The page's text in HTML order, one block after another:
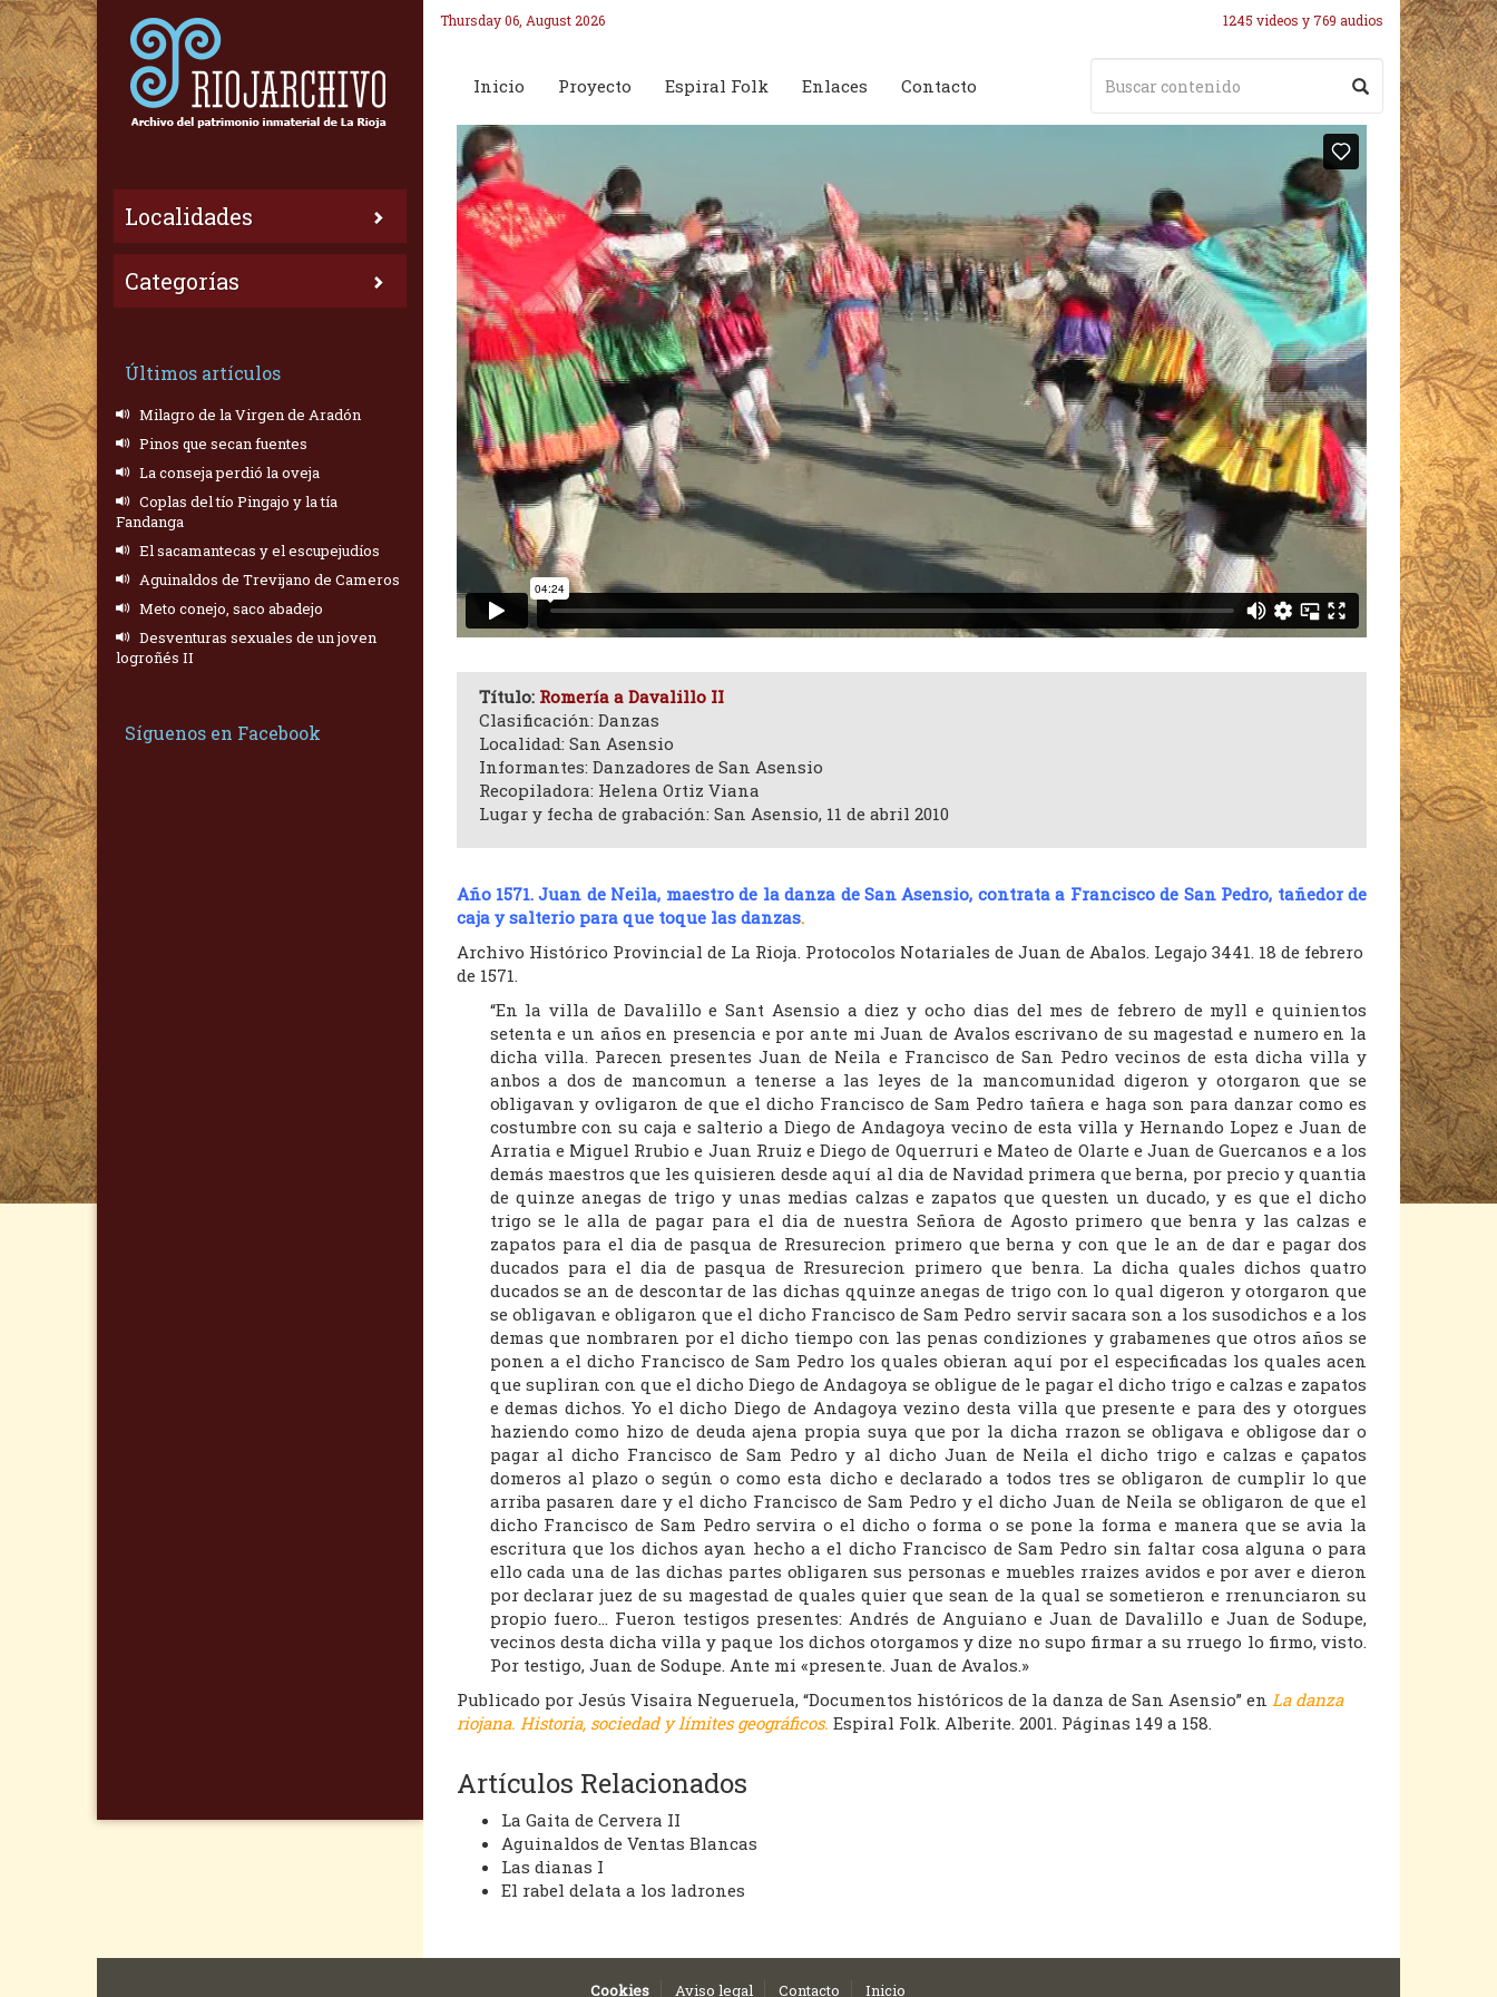
Localidades
Categorías
Últimos artículos
Milagro de la Virgen de Aradón
Pinos que secan fuentes
La conseja perdió la oveja
Coplas del tío Pingajo y la tía
Fandanga
El sacamantecas y el escupejudíos
Aguinaldos de Trevijano de Cameros
Meto conejo, saco abadejo
Desventuras sexuales de un joven
logroñés II
Síguenos en Facebook
Thursday 06, August 2026 1245 videos y 769 audios
Inicio Proyecto Espiral Folk Enlaces Contacto
Título: Romería a Davalillo II
Clasificación: Danzas
Localidad: San Asensio
Informantes: Danzadores de San Asensio
Recopiladora: Helena Ortiz Viana
Lugar y fecha de grabación: San Asensio, 11 de abril 2010
Año 1571. Juan de Neila, maestro de la danza de San Asensio, contrata a Francisco de San Pedro, tañedor de
caja y salterio para que toque las danzas.
Archivo Histórico Provincial de La Rioja. Protocolos Notariales de Juan de Abalos. Legajo 3441. 18 de febrero
de 1571.
“En la villa de Davalillo e Sant Asensio a diez y ocho dias del mes de febrero de myll e quinientos
setenta e un años en presencia e por ante mi Juan de Avalos escrivano de su magestad e numero en la
dicha villa. Parecen presentes Juan de Neila e Francisco de San Pedro vecinos de esta dicha villa y
anbos a dos de mancomun a tenerse a las leyes de la mancomunidad digeron y otorgaron que se
obligavan y ovligaron de que el dicho Francisco de Sam Pedro tañera e haga son para danzar como es
costumbre con su caja e salterio a Diego de Andagoya vecino de esta villa y Hernando Lopez e Juan de
Arratia e Miguel Rrubio e Juan Rruiz e Diego de Oquerruri e Mateo de Olarte e Juan de Guercanos e a los
demás maestros que les quisieren desde aquí al dia de Navidad primera que berna, por precio y quantia
de quinze anegas de trigo y unas medias calzas e zapatos que questen un ducado, y es que el dicho
trigo se le alla de pagar para el dia de nuestra Señora de Agosto primero que benra y las calzas e
zapatos para el dia de pasqua de Rresurecion primero que berna y con que le an de dar e pagar dos
ducados para el dia de pasqua de Rresurecion primero que benra. La dicha quales dichos quatro
ducados se an de descontar de las dichas qquinze anegas de trigo con lo qual digeron y otorgaron que
se obligavan e obligaron que el dicho Francisco de Sam Pedro servir sacara son a los susodichos e a los
demas que nombraren por el dicho tiempo con las penas condiziones y grabamenes que otros años se
ponen a el dicho Francisco de Sam Pedro los quales obieran aquí por el especificadas los quales acen
que supliran con que el dicho Diego de Andagoya se obligue de le pagar el dicho trigo e calzas e zapatos
e demas dichos. Yo el dicho Diego de Andagoya vezino desta villa que presente e para des y otorgues
haziendo como hizo de deuda ajena propia suya que por la dicha rrazon se obligava e obligose dar o
pagar al dicho Francisco de Sam Pedro y al dicho Juan de Neila el dicho trigo e calzas e çapatos
domeros al plazo o según o como esta dicho e declarado a todos tres se obligaron de cumplir lo que
arriba pasaren dare y el dicho Francisco de Sam Pedro y el dicho Juan de Neila se obligaron de que el
dicho Francisco de Sam Pedro servira o el dicho o forma o se pone la forma e manera que se avia la
escritura que los dichos ayan hecho a el dicho Francisco de Sam Pedro sin faltar cosa alguna o para
ello cada una de las dichas partes obligaren sus personas e muebles rraizes avidos e por aver e dieron
por declarar juez de su magestad de quales quier que sean de la qual se sometieron e rrenunciaron su
propio fuero… Fueron testigos presentes: Andrés de Anguiano e Juan de Davalillo e Juan de Sodupe,
vecinos desta dicha villa y paque los dichos otorgamos y dize no supo firmar a su rruego lo firmo, visto.
Por testigo, Juan de Sodupe. Ante mi «presente. Juan de Avalos.»
Publicado por Jesús Visaira Negueruela, “Documentos históricos de la danza de San Asensio” en La danza
riojana. Historia, sociedad y límites geográficos. Espiral Folk. Alberite. 2001. Páginas 149 a 158.
Artículos Relacionados
La Gaita de Cervera II
Aguinaldos de Ventas Blancas
Las dianas I
El rabel delata a los ladrones
Cookies Aviso legal Contacto Inicio